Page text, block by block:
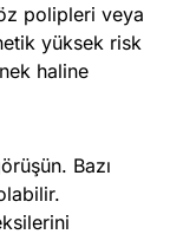
polipleri veya
yüksek risk
haline
Bazı